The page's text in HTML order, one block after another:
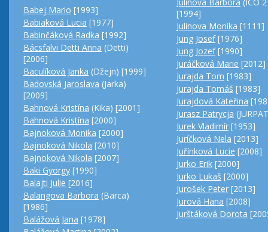
Babej Mario [1993]
Babiaková Lucia [1977]
Babinčáková Radka [1992]
Bácsfalvi Detti Anna (Detti)
[2006]
Baculíková Janka (Džejn) [1999]
Badovská Jaroslava (Jarka)
[2009]
Bahnová Kristína (Kika) [2001]
Bahnová Kristína [2000]
Bajnoková Monika [2000]
Bajnoková Nikola [2010]
Bajnoková Nikola [2007]
Baki Gyorgy [1990]
Balajti Julie [2016]
Balangova Barbora (Barca)
[1986]
Balážová Jana [1978]
[1994]
Julinova Monika [1111]
Jung Josef[1976]
Jung Jozef[1990]
Juráčková Marie [2012]
Jurajda Tom [1983]
Jurajda Tomáš [1983]
Jurajdová Kateřina
Jurasz Patrycja
Jurek Vladimír [1953]
Juríčková Nela [2013]
Juřínková Lucie [2008]
Jurko Erik [2000]
Jurko Lukaš [2000]
Jurošek Peter [2013]
Jurová Hana [2008]
Jurštáková Dorota